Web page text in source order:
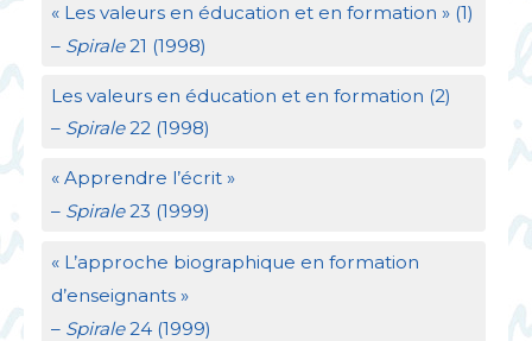
« Les valeurs en éducation et en formation » (1)
– Spirale21 (1998)
Les valeurs en éducation et en formation (2)
–Spirale22 (1998)
« Apprendre l’écrit »
– Spirale23 (1999)
« L’approche biographique en formation
d’enseignants »
– Spirale24 (1999)